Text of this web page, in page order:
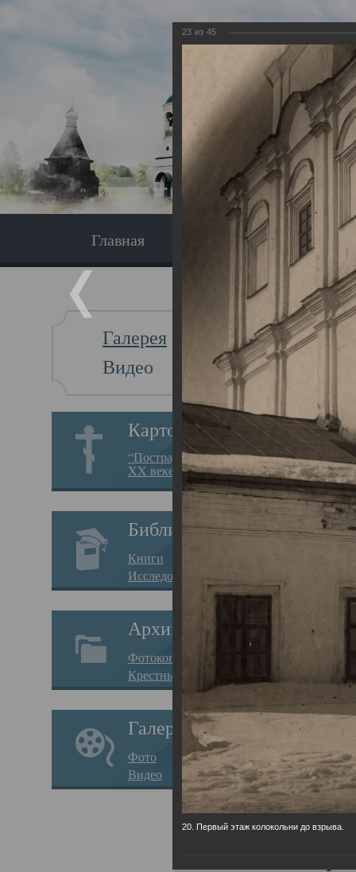
Главная Экскурсия
Галерея
Видео
Картотека
“Пострадавшие за веру в
XX веке на Севере”
Библиотека
Книги
Исследования
Архив
Фотокопии дел
Крестные ходы
Галерея
Фото
Видео
Главная
23 из 45
20. Первый этаж колокольни до взрыва.